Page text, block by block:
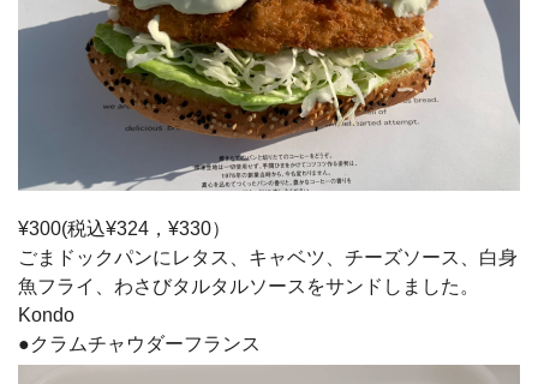
¥300(税込¥324，¥330）
ごまドックパンにレタス、キャベツ、チーズソース、白身
魚フライ、わさびタルタルソースをサンドしました。
Kondo
●クラムチャウダーフランス